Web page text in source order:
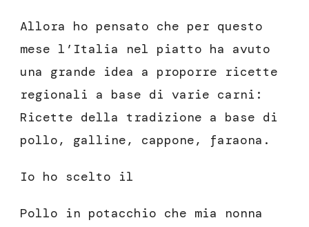
Allora ho pensato che per questo
mese l’Italia nel piatto ha avuto
una grande idea a proporre ricette
regionali a base di varie carni:
Ricette della tradizione a base di
pollo, galline, cappone, faraona.
Io ho scelto il
Pollo in potacchio che mia nonna